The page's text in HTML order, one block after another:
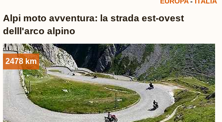
Alpi moto avventura: la strada est-ovest
delll'arco alpino
2478 km